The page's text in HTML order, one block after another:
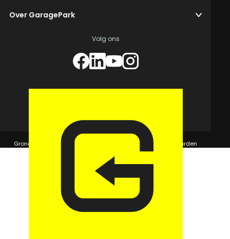
Over GaragePark
Volg ons
© 2026 GaragePark.
Grondposities
365Beheer & GaragePark Algemene voorwaarden